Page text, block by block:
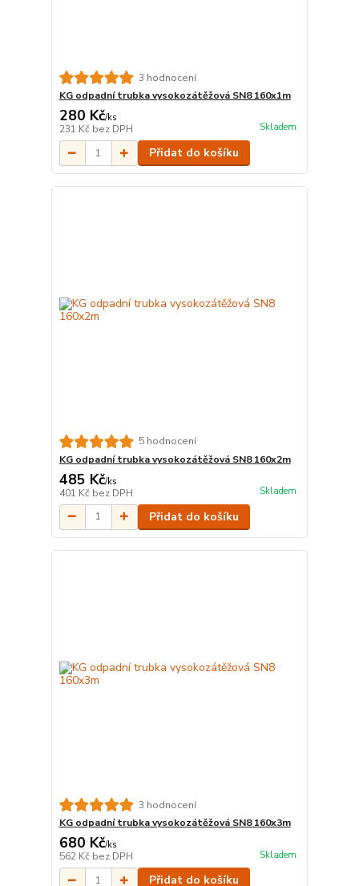
3 hodnocení
KG odpadní trubka vysokozátěžová SN8 160x1m
280 Kč/ks
231 Kč bez DPH Skladem
Přidat do košíku
5 hodnocení
KG odpadní trubka vysokozátěžová SN8 160x2m
485 Kč/ks
401 Kč bez DPH Skladem
Přidat do košíku
3 hodnocení
KG odpadní trubka vysokozátěžová SN8 160x3m
680 Kč/ks
562 Kč bez DPH Skladem
Přidat do košíku